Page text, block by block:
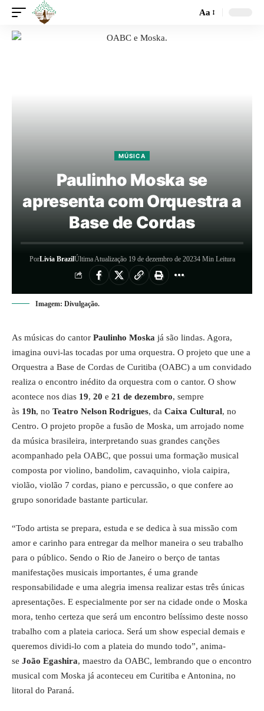
Aa
MÚSICA
Paulinho Moska se
apresenta com Orquestra a
Base de Cordas
PorLivia BrazilÚltima Atualização 19 de dezembro de 20234 Min Leitura
Imagem: Divulgação.
As músicas do cantor Paulinho Moska já são lindas. Agora,
imagina ouvi-las tocadas por uma orquestra. O projeto que une a
Orquestra a Base de Cordas de Curitiba (OABC) a um convidado
realiza o encontro inédito da orquestra com o cantor. O show
acontece nos dias 19, 20 e 21 de dezembro, sempre
às 19h, no Teatro Nelson Rodrigues, da Caixa Cultural, no
Centro. O projeto propõe a fusão de Moska, um arrojado nome
da música brasileira, interpretando suas grandes canções
acompanhado pela OABC, que possui uma formação musical
composta por violino, bandolim, cavaquinho, viola caipira,
violão, violão 7 cordas, piano e percussão, o que confere ao
grupo sonoridade bastante particular.
“Todo artista se prepara, estuda e se dedica à sua missão com
amor e carinho para entregar da melhor maneira o seu trabalho
para o público. Sendo o Rio de Janeiro o berço de tantas
manifestações musicais importantes, é uma grande
responsabilidade e uma alegria imensa realizar estas três únicas
apresentações. E especialmente por ser na cidade onde o Moska
mora, tenho certeza que será um encontro belíssimo deste nosso
trabalho com a plateia carioca. Será um show especial demais e
queremos dividi-lo com a plateia do mundo todo”, anima-
se João Egashira, maestro da OABC, lembrando que o encontro
musical com Moska já aconteceu em Curitiba e Antonina, no
litoral do Paraná.